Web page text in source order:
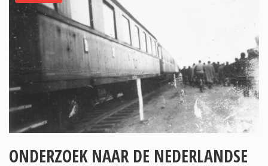
ONDERZOEK NAAR DE NEDERLANDSE